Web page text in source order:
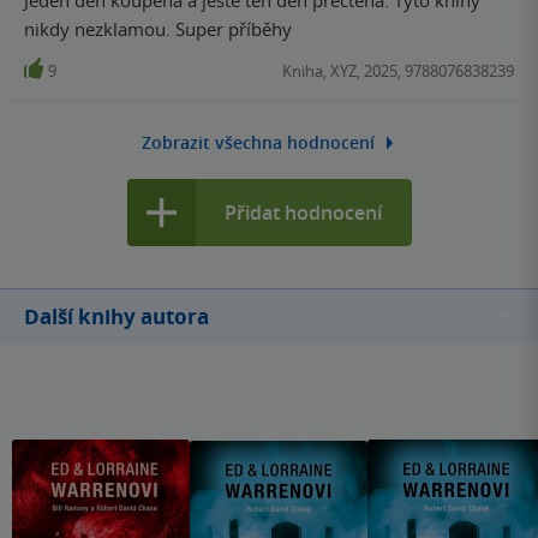
nikdy nezklamou. Super příběhy
9 Kniha, XYZ, 2025, 9788076838239
Zobrazit všechna hodnocení
Přidat hodnocení
Další knihy autora